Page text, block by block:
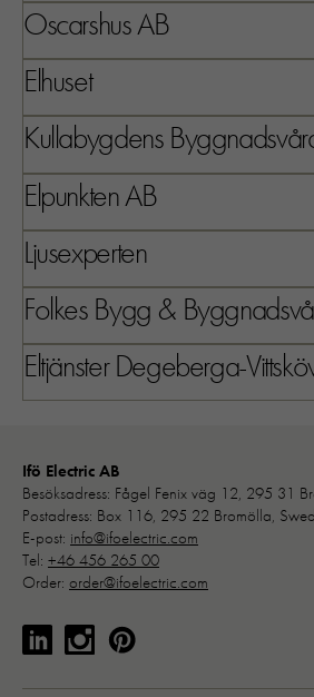
Oscarshus AB
Elhuset
Kullabygdens
Elpunkten AB
Ljusexperten
Folkes Bygg &
Eltjänster Degeberga-
Ifö Electric AB
Besöksadress: Fågel Fenix väg 12, 295 31
Postadress: Box 116, 295 22 Bromölla,
E-post: info@ifoelectric.com
Tel: +46 456 265 00
Order: order@ifoelectric.com